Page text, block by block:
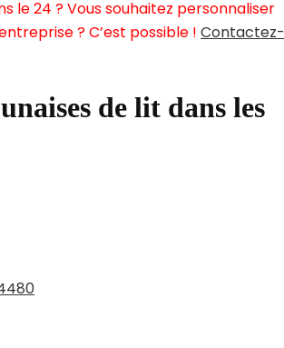
le 24 ? Vous souhaitez personnaliser
? C’est possible ! Contactez-
de lit dans les